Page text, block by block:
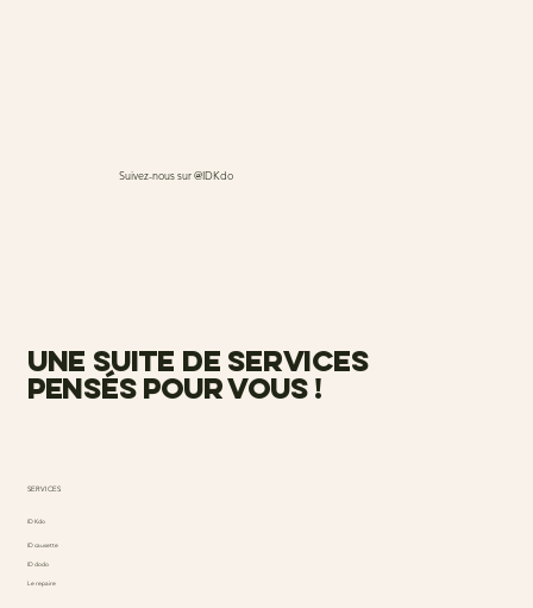
Suivez-nous sur @IDKdo
une suite de services
pensés pour vous !
SERVICES
ID Kdo
ID causette
ID dodo
Le repaire